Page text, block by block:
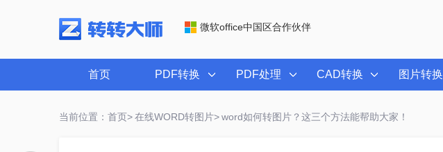
微软office中国区合作伙伴
首页 PDF转换 PDF处理 CAD转换 图片转换
当前位置：首页> 在线WORD转图片> word如何转图片？这三个方法能帮助大家！